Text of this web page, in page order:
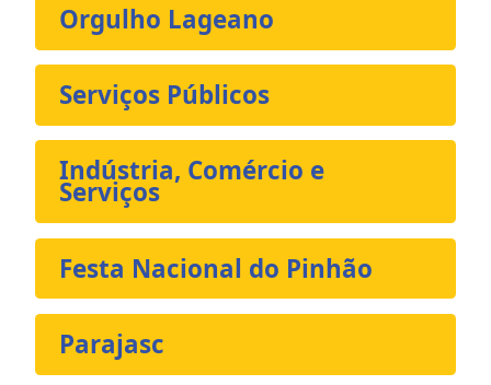
Orgulho Lageano
Serviços Públicos
Indústria, Comércio e
Serviços
Festa Nacional do Pinhão
Parajasc